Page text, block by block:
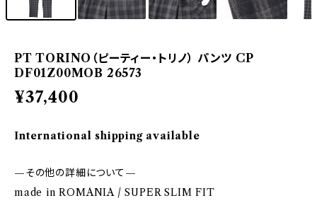
PT TORINO（ピーティー・トリノ） パンツ CP
DF01Z00MOB 26573
¥37,400
International shipping available
—その他の詳細について—
made in ROMANIA / SUPER SLIM FIT